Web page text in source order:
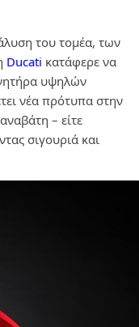
του τομέα, των
Ducati κατάφερε να
υψηλών
νέα πρότυπα στην
– είτε
σιγουριά και